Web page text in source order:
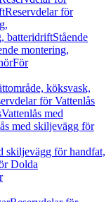
Reservdelar för
batteridriftStående
montering,
För
köksvask,
för Vattenlås
Vattenlås med
med skiljevägg för
skiljevägg för handfat,
Dolda